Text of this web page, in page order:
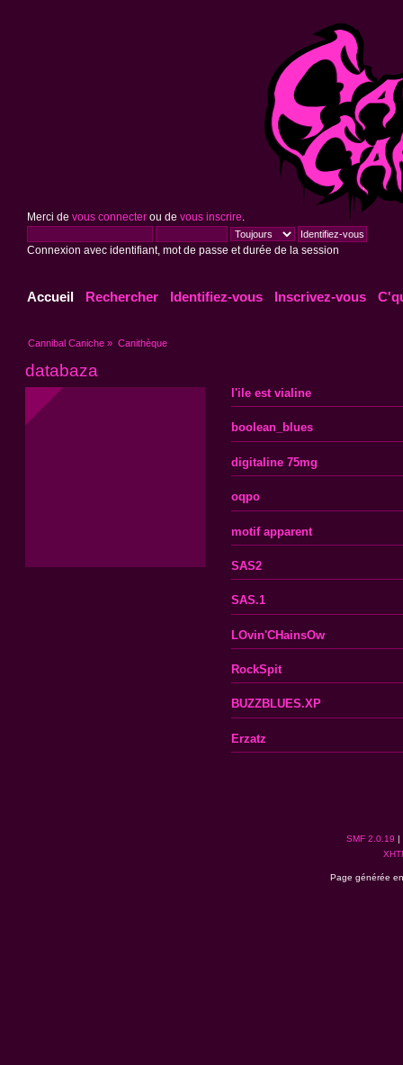
Merci de vous connecterou de vous inscrire
Connexion avec identifiant, mot de passe et durée de la session
Accueil Rechercher Identifiez-vous Inscrivez-vous
Cannibal Caniche » Canithèque
databaza
l'ile est vialine
boolean_blues
digitaline 75mg
oqpo
motif apparent
SAS2
SAS.1
LOvin'CHainsOw
RockSpit
BUZZBLUES.XP
Erzatz
SMF 2.0.19 |
Page générée